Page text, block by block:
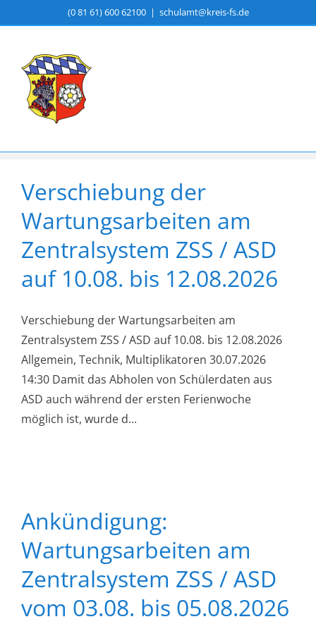
Inhalt
(0 81 61) 600 62100 | schulamt@kreis-fs.de
Verschiebung der
Wartungsarbeiten am
Zentralsystem ZSS / ASD
auf 10.08. bis 12.08.2026
Verschiebung der Wartungsarbeiten am
Zentralsystem ZSS / ASD auf 10.08. bis 12.08.2026
Allgemein, Technik, Multiplikatoren 30.07.2026
14:30 Damit das Abholen von Schülerdaten aus
ASD auch während der ersten Ferienwoche
möglich ist, wurde d...
Ankündigung:
Wartungsarbeiten am
Zentralsystem ZSS / ASD
vom 03.08. bis 05.08.2026